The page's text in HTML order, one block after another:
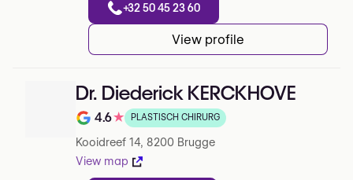
+32 50 45 23 60
View profile
Dr. Diederick KERCKHOVE
Note de 4.6 sur 5 sur Google
4.6★ PLASTISCH CHIRURG
Kooidreef 14, 8200 Brugge
View map